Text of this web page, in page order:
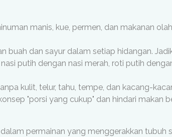
manis, kue, permen, dan makanan
buah dan sayur dalam setiap hidangan.
nasi putih dengan nasi merah, roti putih
kulit, telur, tahu, tempe, dan kacang-
"porsi yang cukup" dan hindari makan
permainan yang menggerakkan tubuh